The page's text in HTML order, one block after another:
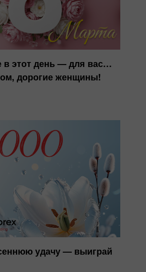
в этот день — для вас…
дорогие женщины!
удачу — выиграй